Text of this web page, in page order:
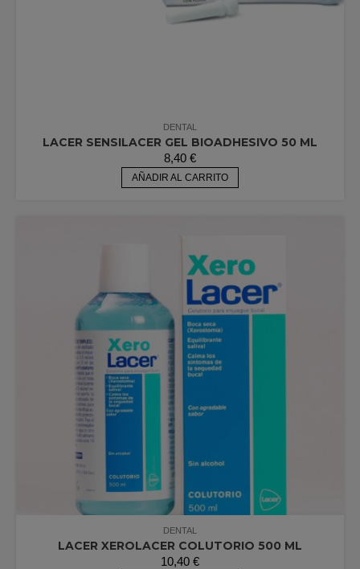
DENTAL
LACER SENSILACER GEL BIOADHESIVO 50 ML
8,40 €
AÑADIR AL CARRITO
DENTAL
LACER XEROLACER COLUTORIO 500 ML
10,40 €